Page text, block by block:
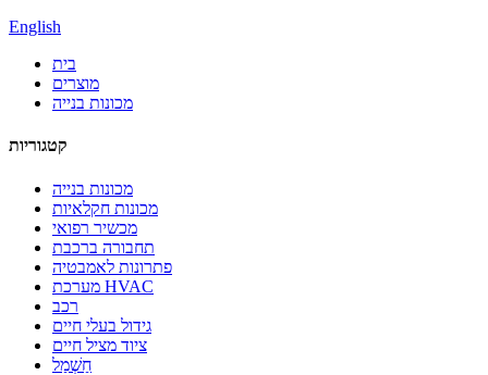
English
בית
מוצרים
מכונות בנייה
קטגוריות
מכונות בנייה
מכונות חקלאיות
מכשיר רפואי
תחבורה ברכבת
פתרונות לאמבטיה
מערכת HVAC
רכב
גידול בעלי חיים
ציוד מציל חיים
חַשְׁמַל